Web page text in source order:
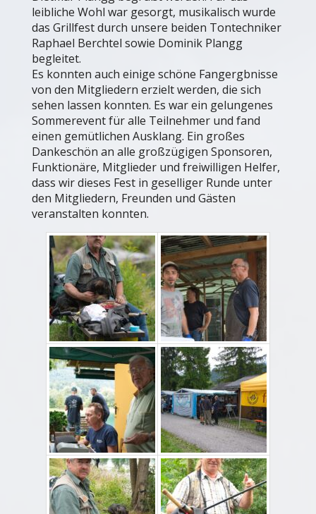
leibliche Wohl war gesorgt, musikalisch wurde
das Grillfest durch unsere beiden Tontechniker
Raphael Berchtel sowie Dominik Plangg
begleitet.
Es konnten auch einige schöne Fangergbnisse
von den Mitgliedern erzielt werden, die sich
sehen lassen konnten. Es war ein gelungenes
Sommerevent für alle Teilnehmer und fand
einen gemütlichen Ausklang. Ein großes
Dankeschön an alle großzügigen Sponsoren,
Funktionäre, Mitglieder und freiwilligen Helfer,
dass wir dieses Fest in geselliger Runde unter
den Mitgliedern, Freunden und Gästen
veranstalten konnten.